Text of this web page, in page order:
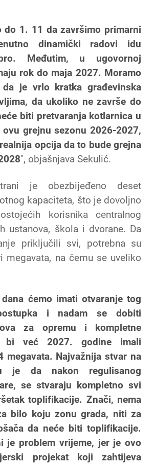
do 1. 11 da završimo primarni
dinamički radovi idu
Međutim, u ugovornoj
rok do maja 2027. Moramo
je vrlo kratka građevinska
da ukoliko ne završe do
biti pretvaranja kotlarnica u
ovu grejnu sezonu 2026-2027,
opcija da to bude grejna
", objašnjava Sekulić.
je obezbijeđeno deset
kapaciteta, što je dovoljno
korisnika centralnog
ustanova, škola i dvorane. Da
priključili svi, potrebna su
megavata, na čemu se uveliko
ćemo imati otvaranje tog
i nadam se dobiti
za opremu i kompletne
bi već 2027. godine imali
megavata. Najvažnija stvar na
je da nakon regulisanog
se stvaraju kompletno svi
toplifikacije. Znači, nema
bilo koju zonu grada, niti za
da neće biti toplifikacije.
je problem vrijeme, jer je ovo
projekat koji zahtijeva